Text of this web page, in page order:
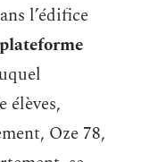
l’édifice
plateforme
élèves,
Oze 78,